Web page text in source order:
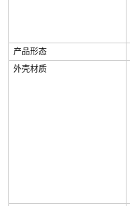
产品形态
外壳材质